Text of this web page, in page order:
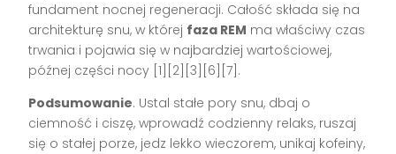
fundament nocnej regeneracji. Całość składa się na
architekturę snu, w której faza REM ma właściwy czas
trwania i pojawia się w najbardziej wartościowej,
późnej części nocy [1][2][3][6][7].
Podsumowanie. Ustal stałe pory snu, dbaj o
ciemność i ciszę, wprowadź codzienny relaks, ruszaj
się o stałej porze, jedz lekko wieczorem, unikaj kofeiny,